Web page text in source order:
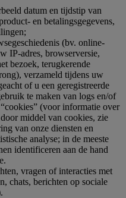
datum en tijdstip van
en betalingsgegevens,
(bv. online-
IP-adres, browserversie,
bezoek, terugkerende
verzameld tijdens uw
of u een geregistreerde
te maken van logs en/of
(voor informatie over
middel van cookies, zie
van onze diensten en
analyse; in de meeste
identificeren aan de hand
vragen of interacties met
chats, berichten op sociale